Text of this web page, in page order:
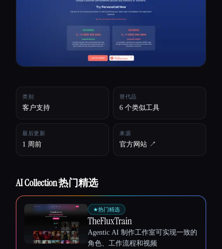
类别
客户支持
替代品
6 个类似工具
最后更新
1 周前
来源
官方网站 ↗︎
AI Collection 热门精选
★热门精选
TheFluxTrain
Agentic AI 制作工作室可实现一致的
角色、工作流程和视频